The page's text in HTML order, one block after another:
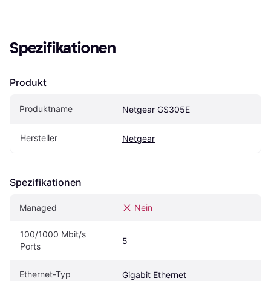
Spezifikationen
Produkt
Produktname Netgear GS305E
Hersteller Netgear
Spezifikationen
Managed Nein
100/1000 Mbit/s
Ports
5
Ethernet-Typ Gigabit Ethernet